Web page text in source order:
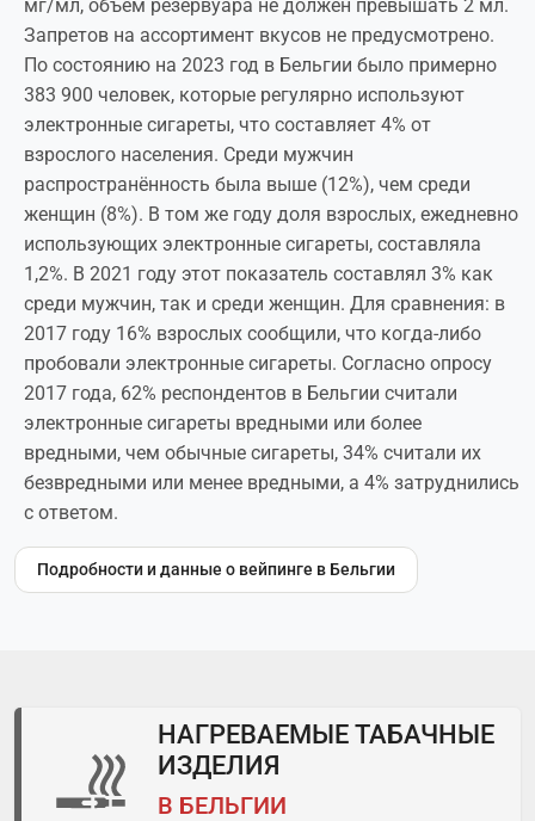
мг/мл, объём резервуара не должен превышать 2 мл.
Запретов на ассортимент вкусов не предусмотрено.
По состоянию на 2023 год в Бельгии было примерно
383 900 человек, которые регулярно используют
электронные сигареты, что составляет 4% от
взрослого населения. Среди мужчин
распространённость была выше (12%), чем среди
женщин (8%). В том же году доля взрослых, ежедневно
использующих электронные сигареты, составляла
1,2%. В 2021 году этот показатель составлял 3% как
среди мужчин, так и среди женщин. Для сравнения: в
2017 году 16% взрослых сообщили, что когда-либо
пробовали электронные сигареты. Согласно опросу
2017 года, 62% респондентов в Бельгии считали
электронные сигареты вредными или более
вредными, чем обычные сигареты, 34% считали их
безвредными или менее вредными, а 4% затруднились
с ответом.
Подробности и данные о вейпинге в Бельгии
НАГРЕВАЕМЫЕ ТАБАЧНЫЕ
ИЗДЕЛИЯ
В БЕЛЬГИИ